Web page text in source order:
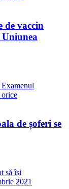
de vaccin
de șoferi se